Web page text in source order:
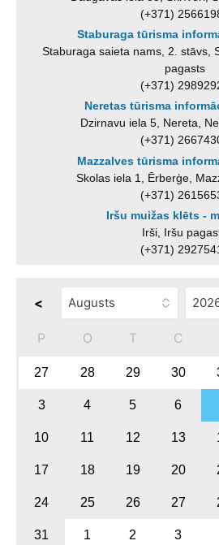
(+371)
Staburaga tūrisma
Staburaga saieta nams, 2. stāvs,
pagasts
(+371)
Neretas tūrisma
Dzirnavu iela 5, Nereta,
(+371)
Mazzalves tūrisma
Skolas iela 1, Ērberģe,
(+371)
Iršu muižas klēts -
Irši, Iršu
(+371)
<
P O T C
27 28 29 30
3 4 5 6
10 11 12 13
17 18 19 20
24 25 26 27
31 1 2 3